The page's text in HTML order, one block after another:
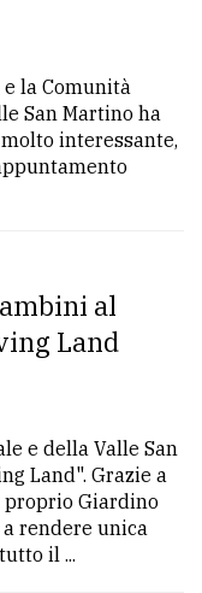
la Comunità
San Martino ha
interessante,
al
Land
e della Valle San
Land". Grazie a
proprio Giardino
rendere unica
il ...